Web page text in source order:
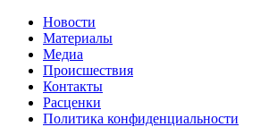
Новости
Материалы
Медиа
Происшествия
Контакты
Расценки
Политика конфиденциальности